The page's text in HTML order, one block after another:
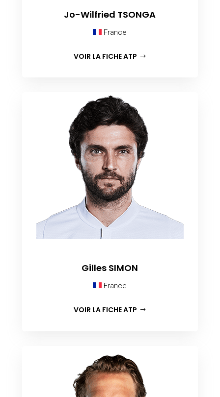
Jo-Wilfried TSONGA
France
VOIR LA FICHE ATP
Gilles SIMON
France
VOIR LA FICHE ATP